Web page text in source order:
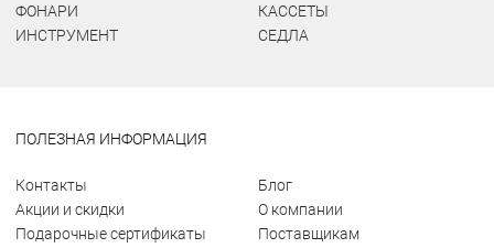
ФОНАРИ
ИНСТРУМЕНТ
КАССЕТЫ
СЕДЛА
ПОЛЕЗНАЯ ИНФОРМАЦИЯ
Контакты
Акции и скидки
Подарочные сертификаты
Блог
О компании
Поставщикам